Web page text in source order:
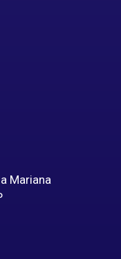
Mariana